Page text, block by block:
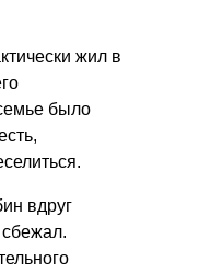
жил в
было
вдруг
сбежал.